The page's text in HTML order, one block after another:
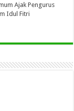
Ajak Pengurus
Idul Fitri